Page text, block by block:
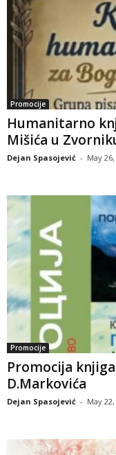
Promocije
Humanitarno
Mišića u
Dejan Spasojević - May
Promocije
Promocija
D.Markovića
Dejan Spasojević - May